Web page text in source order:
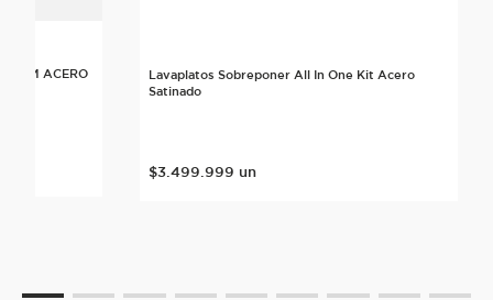
ACERO
Lavaplatos Sobreponer All In One Kit Acero
Satinado
$3.499.999 un